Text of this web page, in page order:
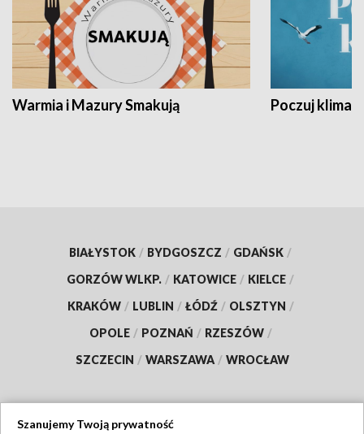
Warmia i Mazury Smakują Poczuj klimat
BIAŁYSTOK / BYDGOSZCZ / GDAŃSK /
GORZÓW WLKP. / KATOWICE / KIELCE /
KRAKÓW / LUBLIN / ŁÓDŹ / OLSZTYN /
OPOLE / POZNAŃ / RZESZÓW /
SZCZECIN / WARSZAWA / WROCŁAW
Szanujemy Twoją prywatność